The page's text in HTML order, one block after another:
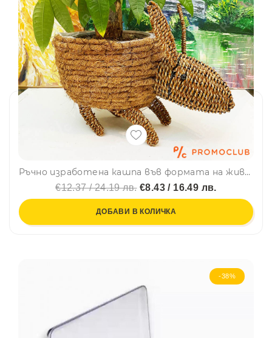
Ръчно изработена кашпа във формата на животинка с уши
€12.37 / 24.19 лв.€8.43 / 16.49 лв.
ДОБАВИ В КОЛИЧКА
-38%